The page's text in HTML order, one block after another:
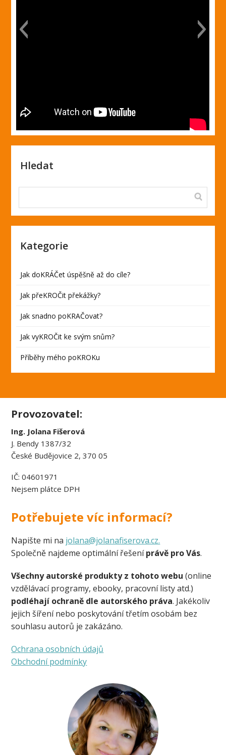
Hledat
Kategorie
Jak doKRÁČet úspěšně až do cíle?
Jak přeKROČit překážky?
Jak snadno poKRAČovat?
Jak vyKROČit ke svým snům?
Příběhy mého poKROKu
Provozovatel:
Ing. Jolana Fišerová
J. Bendy 1387/32
České Budějovice 2, 370 05
IČ: 04601971
Nejsem plátce DPH
Potřebujete víc informací?
Napište mi na jolana@jolanafiserova.cz.
Společně najdeme optimální řešeníprávě pro Vás.
Všechny autorské produkty z tohoto webu (online
vzdělávací programy, ebooky, pracovní listy atd.)
podléhají ochraně dle autorského práva. Jakékoliv
jejich šíření nebo poskytování třetím osobám bez
souhlasu autorů je zakázáno.
Ochrana osobních údajů
Obchodní podmínky